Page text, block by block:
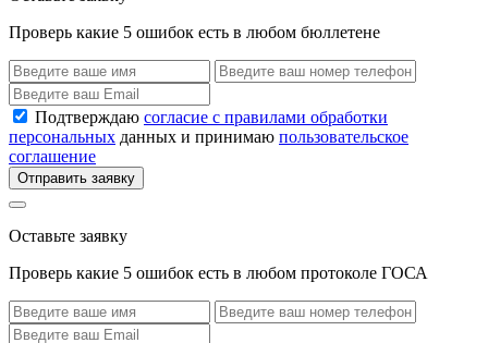
Проверь какие 5 ошибок есть в любом бюллетене
Подтверждаю согласие с правилами обработки
персональных данных и принимаю пользовательское
соглашение
Отправить заявку
Оставьте заявку
Проверь какие 5 ошибок есть в любом протоколе ГОСА